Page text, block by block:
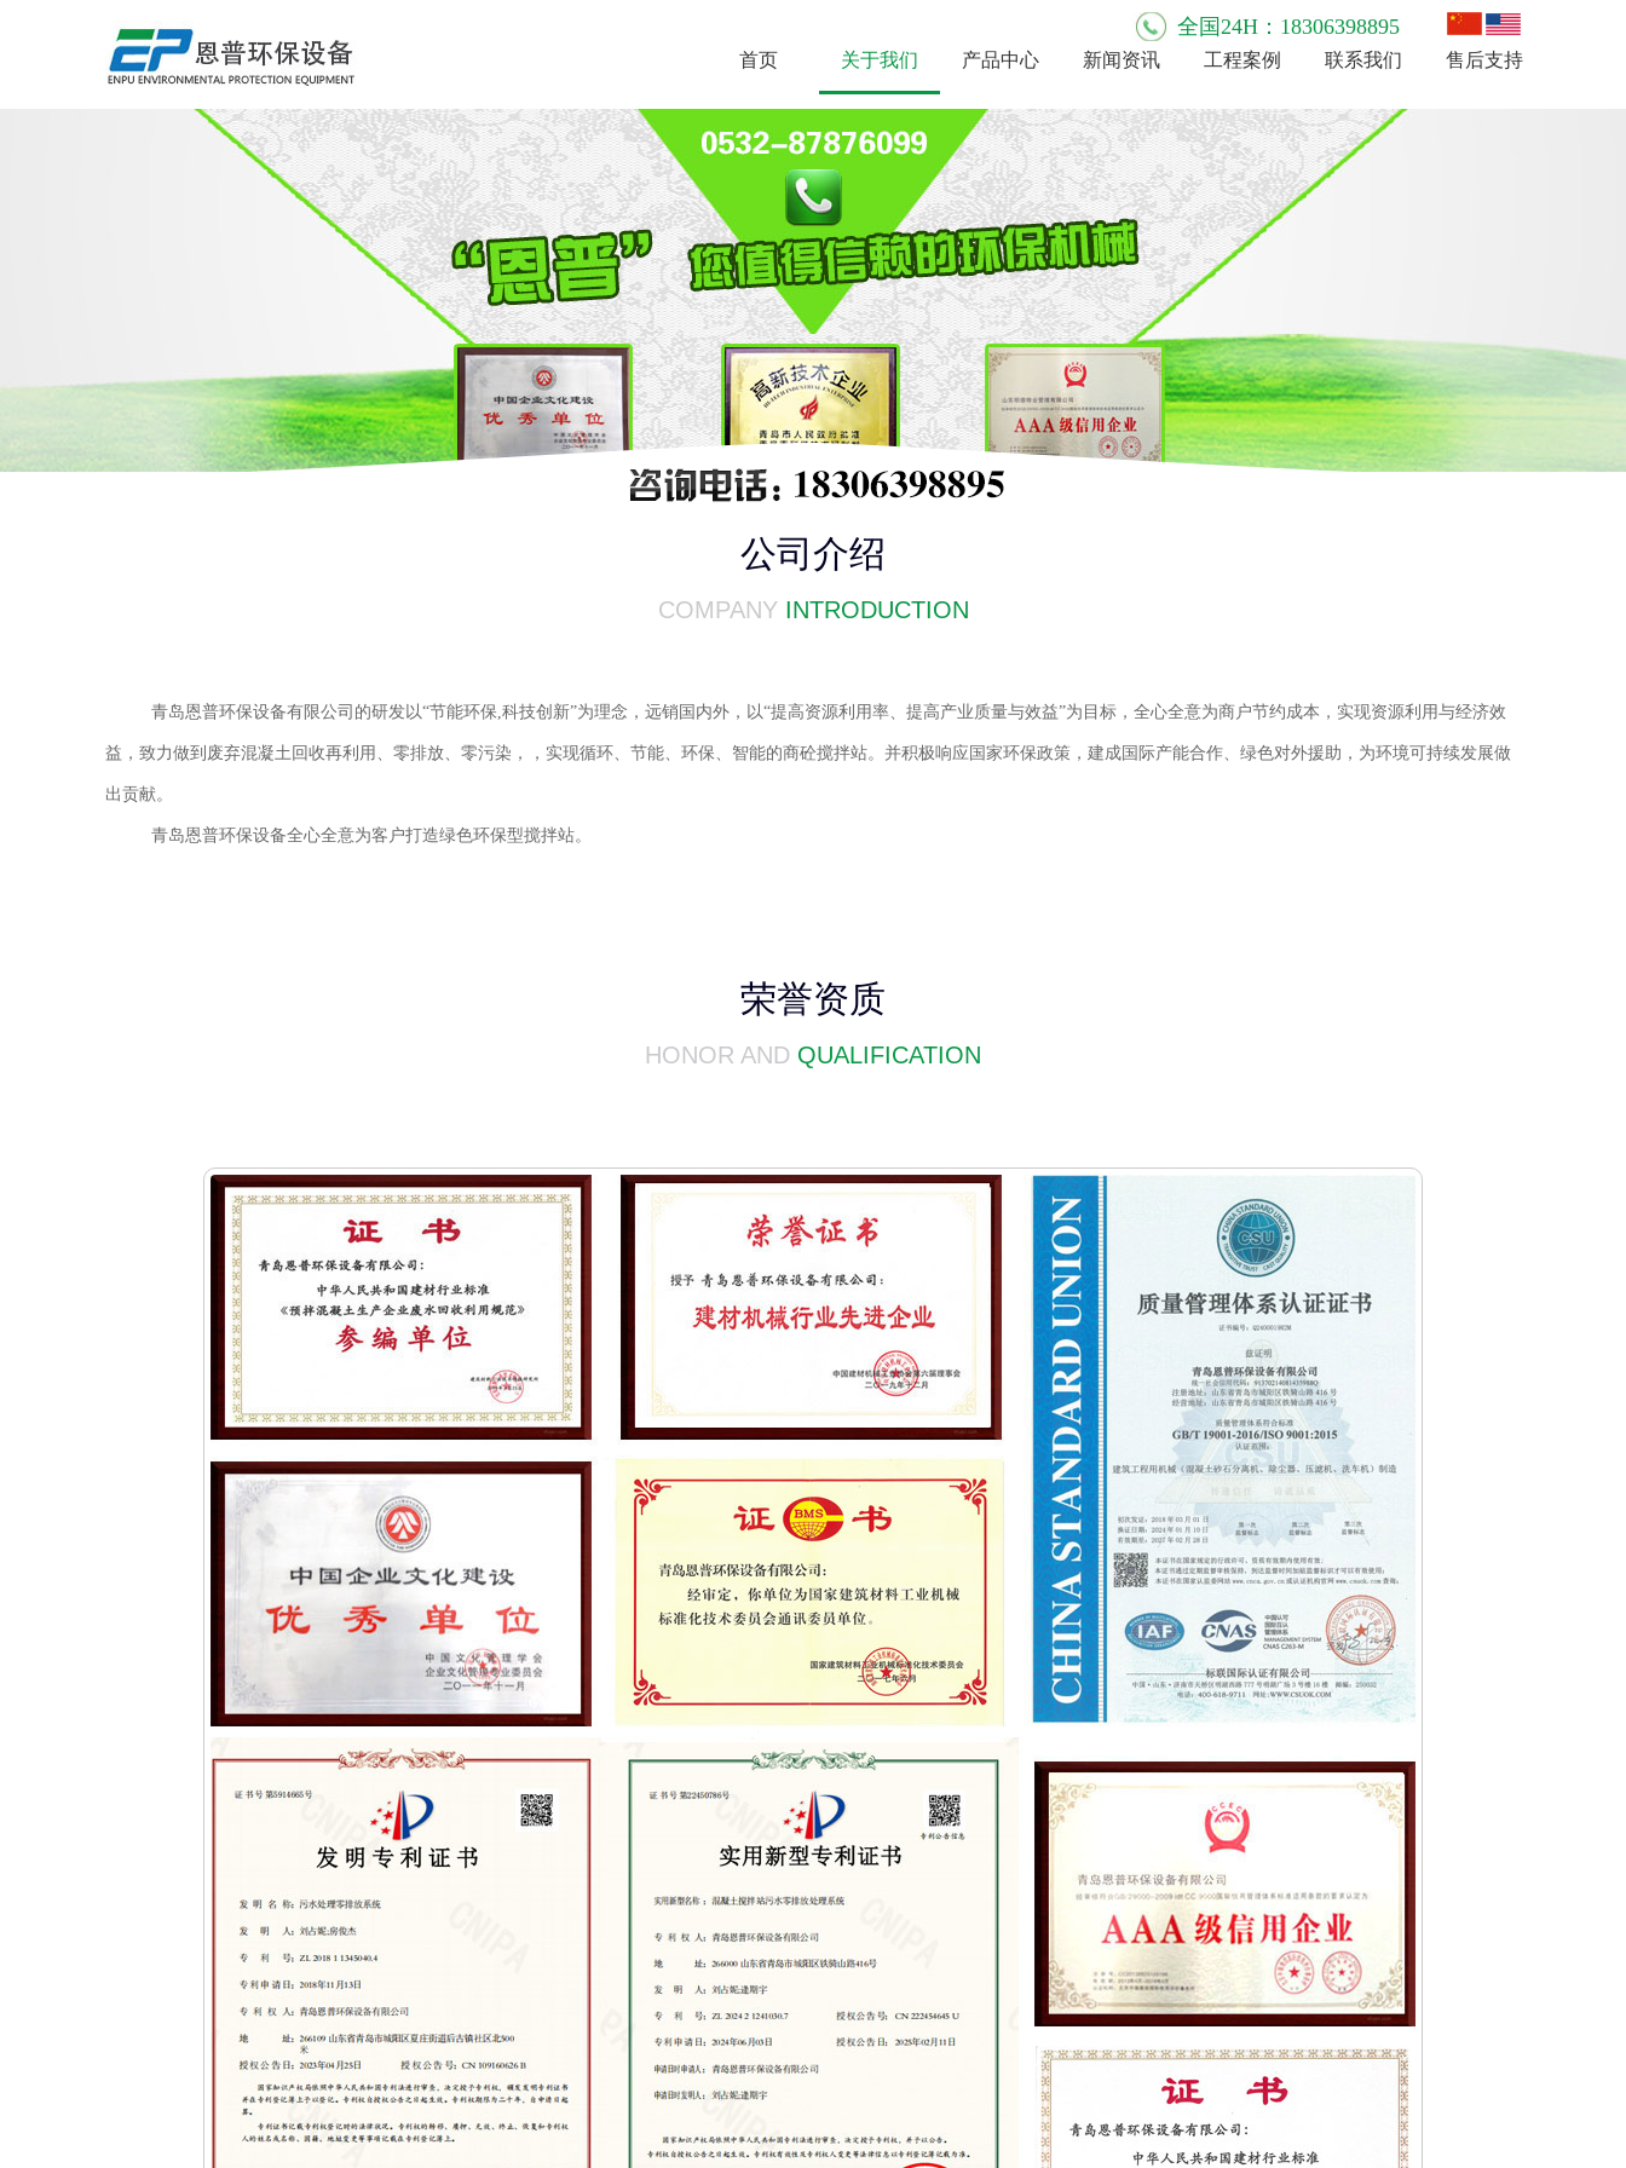
首页 关于我们 产品中心 新闻资讯 工程案例 联系我们 售后支持
全国24H：18306398895
公司介绍
COMPANY INTRODUCTION
青岛恩普环保设备有限公司的研发以“节能环保,科技创新”为理念，远销国内外，以“提高资源利用率、提高产业质量与效益”为目标，全心全意为商户节约成本，实现资源利用与经济效
益，致力做到废弃混凝土回收再利用、零排放、零污染，，实现循环、节能、环保、智能的商砼搅拌站。并积极响应国家环保政策，建成国际产能合作、绿色对外援助，为环境可持续发展做
出贡献。
青岛恩普环保设备全心全意为客户打造绿色环保型搅拌站。
荣誉资质
HONOR AND QUALIFICATION